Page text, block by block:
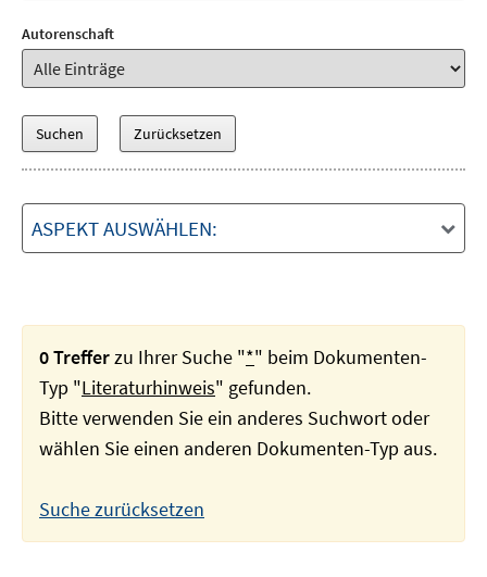
Autorenschaft
ASPEKT AUSWÄHLEN:
0 Trefferzu Ihrer Suche "*" beim Dokumenten-
Typ "Literaturhinweis" gefunden.
Bitte verwenden Sie ein anderes Suchwort oder
wählen Sie einen anderen Dokumenten-Typ aus.
Suche zurücksetzen